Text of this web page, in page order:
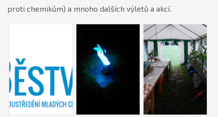
proti chemikům) a mnoho dalších výletů a akcí.